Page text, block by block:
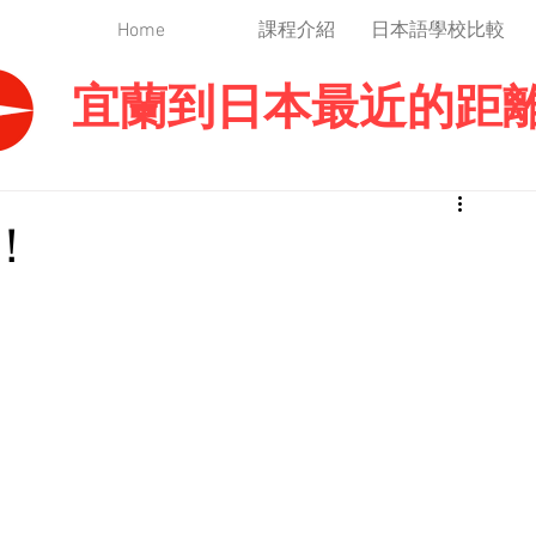
Home 課程介紹 日本語學校比較
宜蘭到日本最近的距